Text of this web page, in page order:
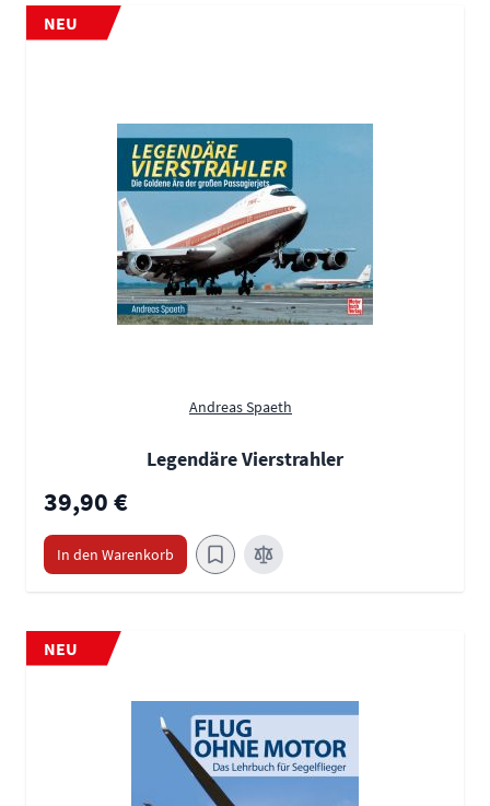
NEU
Andreas Spaeth
Legendäre Vierstrahler
39,90 €
In den Warenkorb
NEU